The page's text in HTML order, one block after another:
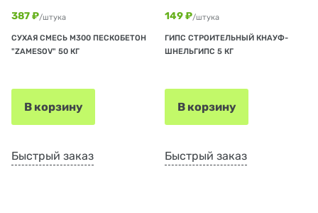
387 ₽/штука
СУХАЯ СМЕСЬ М300 ПЕСКОБЕТОН
"ZAMESOV" 50 КГ
В корзину
Быстрый заказ
149 ₽/штука
ГИПС СТРОИТЕЛЬНЫЙ КНАУФ-
ШНЕЛЬГИПС 5 КГ
В корзину
Быстрый заказ